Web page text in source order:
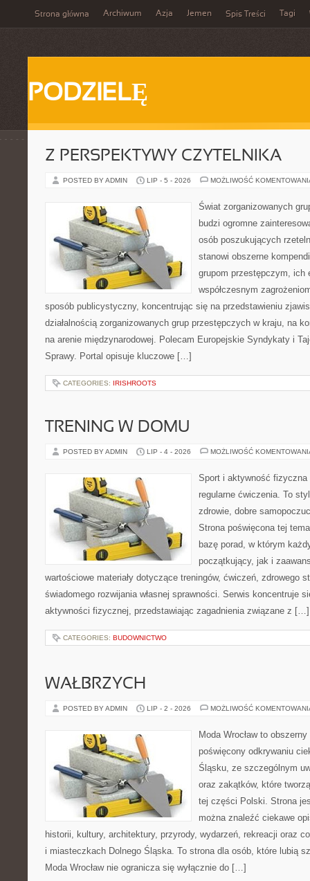
Strona główna Archiwum Azja Jemen Spis Treści Tagi
PODZIELĘ
Z PERSPEKTYWY CZYTELNIKA
POSTED BY ADMIN LIP - 5 - 2026 MOŻLIWOŚĆ
Świat zorganizowanych
budzi ogromne
osób poszukujących
stanowi obszerne
grupom przestępczym, ich
współczesnym
sposób publicystyczny, koncentrując się na przedstawieniu
działalnością zorganizowanych grup przestępczych w kraju, na
na arenie międzynarodowej. Polecam Europejskie Syndykaty i
Sprawy. Portal opisuje kluczowe […]
CATEGORIES: IRISHROOTS
TRENING W DOMU
POSTED BY ADMIN LIP - 4 - 2026 MOŻLIWOŚĆ
Sport i aktywność
regularne ćwiczenia. To
zdrowie, dobre
Strona poświęcona tej
bazę porad, w którym
początkujący, jak i
wartościowe materiały dotyczące treningów, ćwiczeń, zdrowego
świadomego rozwijania własnej sprawności. Serwis koncentruje
aktywności fizycznej, przedstawiając zagadnienia związane z […]
CATEGORIES: BUDOWNICTWO
WAŁBRZYCH
POSTED BY ADMIN LIP - 2 - 2026 MOŻLIWOŚĆ
Moda Wrocław to
poświęcony odkrywaniu
Śląsku, ze szczególnym
oraz zakątków, które
tej części Polski. Strona
można znaleźć ciekawe
historii, kultury, architektury, przyrody, wydarzeń, rekreacji oraz
i miasteczkach Dolnego Śląska. To strona dla osób, które lubią
Moda Wrocław nie ogranicza się wyłącznie do […]